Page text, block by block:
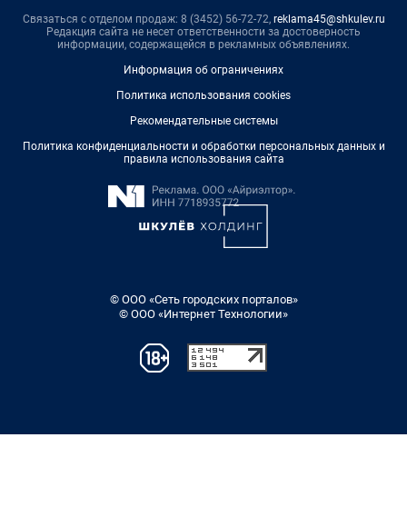
Связаться с отделом продаж: 8 (3452) 56-72-72, reklama45@shkulev.ru
Редакция сайта не несет ответственности за достоверность
информации, содержащейся в рекламных объявлениях.
Информация об ограничениях
Политика использования cookies
Рекомендательные системы
Политика конфиденциальности и обработки персональных данных и
правила использования сайта
© ООО «Сеть городских порталов»
© ООО «Интернет Технологии»